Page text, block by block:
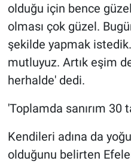
olduğu için bence
olması çok güzel.
şekilde yapmak istedik.
mutluyuz. Artık eşim
herhalde' dedi.
'Toplamda sanırım 30
Kendileri adına da
olduğunu belirten